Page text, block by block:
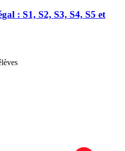
: S1, S2, S3, S4, S5 et